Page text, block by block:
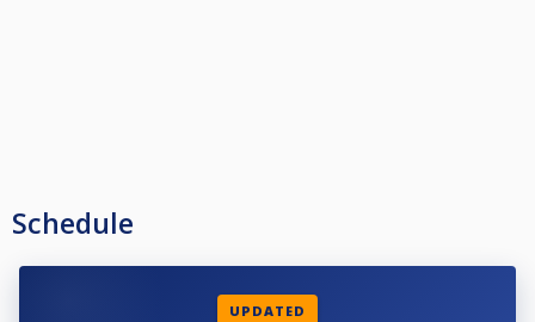
Schedule
UPDATED